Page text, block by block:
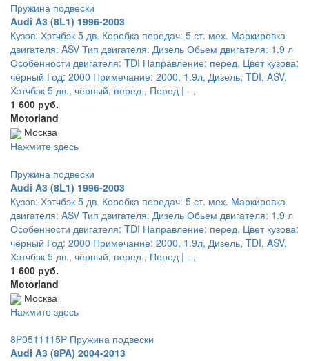
Пружина подвески
Audi A3 (8L1) 1996-2003
Кузов: Хэтчбэк 5 дв. Коробка передач: 5 ст. мех. Маркировка
двигателя: ASV Тип двигателя: Дизель Обьем двигателя: 1.9 л
Особенности двигателя: TDI Направление: перед. Цвет кузова:
чёрный Год: 2000 Примечание: 2000, 1.9л, Дизель, TDI, ASV,
Хэтчбэк 5 дв., чёрный, перед., Перед | - ,
1 600 руб.
Motorland
Москва
Нажмите здесь
Пружина подвески
Audi A3 (8L1) 1996-2003
Кузов: Хэтчбэк 5 дв. Коробка передач: 5 ст. мех. Маркировка
двигателя: ASV Тип двигателя: Дизель Обьем двигателя: 1.9 л
Особенности двигателя: TDI Направление: перед. Цвет кузова:
чёрный Год: 2000 Примечание: 2000, 1.9л, Дизель, TDI, ASV,
Хэтчбэк 5 дв., чёрный, перед., Перед | - ,
1 600 руб.
Motorland
Москва
Нажмите здесь
8P0511115P Пружина подвески
Audi A3 (8PA) 2004-2013